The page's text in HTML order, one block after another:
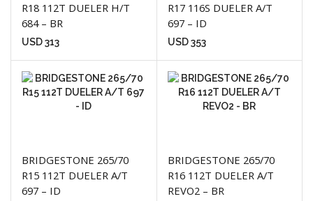
R18 112T DUELER H/T
684 – BR
USD313
R17 116S DUELER A/T
697 – ID
USD353
BRIDGESTONE 265/70
R15 112T DUELER A/T
697 – ID
BRIDGESTONE 265/70
R16 112T DUELER A/T
REVO2 – BR